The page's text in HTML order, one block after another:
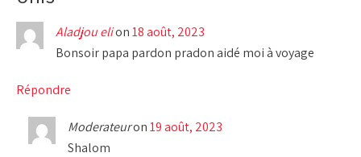
Aladjou elion18 août, 2023
Bonsoir papa pardon pradon aidé moi à voyage
Répondre
Moderateuron19 août, 2023
Shalom